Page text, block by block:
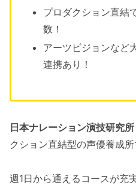
プロダクション直結
数！
アーツビジョンなど
連携あり！
日本ナレーション演技研究所
クション直結型の声優養成所
週1日から通えるコースが充